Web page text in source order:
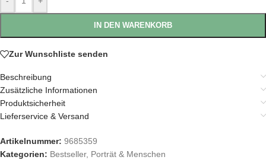
IN DEN WARENKORB
Zur Wunschliste senden
Beschreibung
Zusätzliche Informationen
Produktsicherheit
Lieferservice & Versand
Artikelnummer: 9685359
Kategorien: Bestseller, Porträt & Menschen